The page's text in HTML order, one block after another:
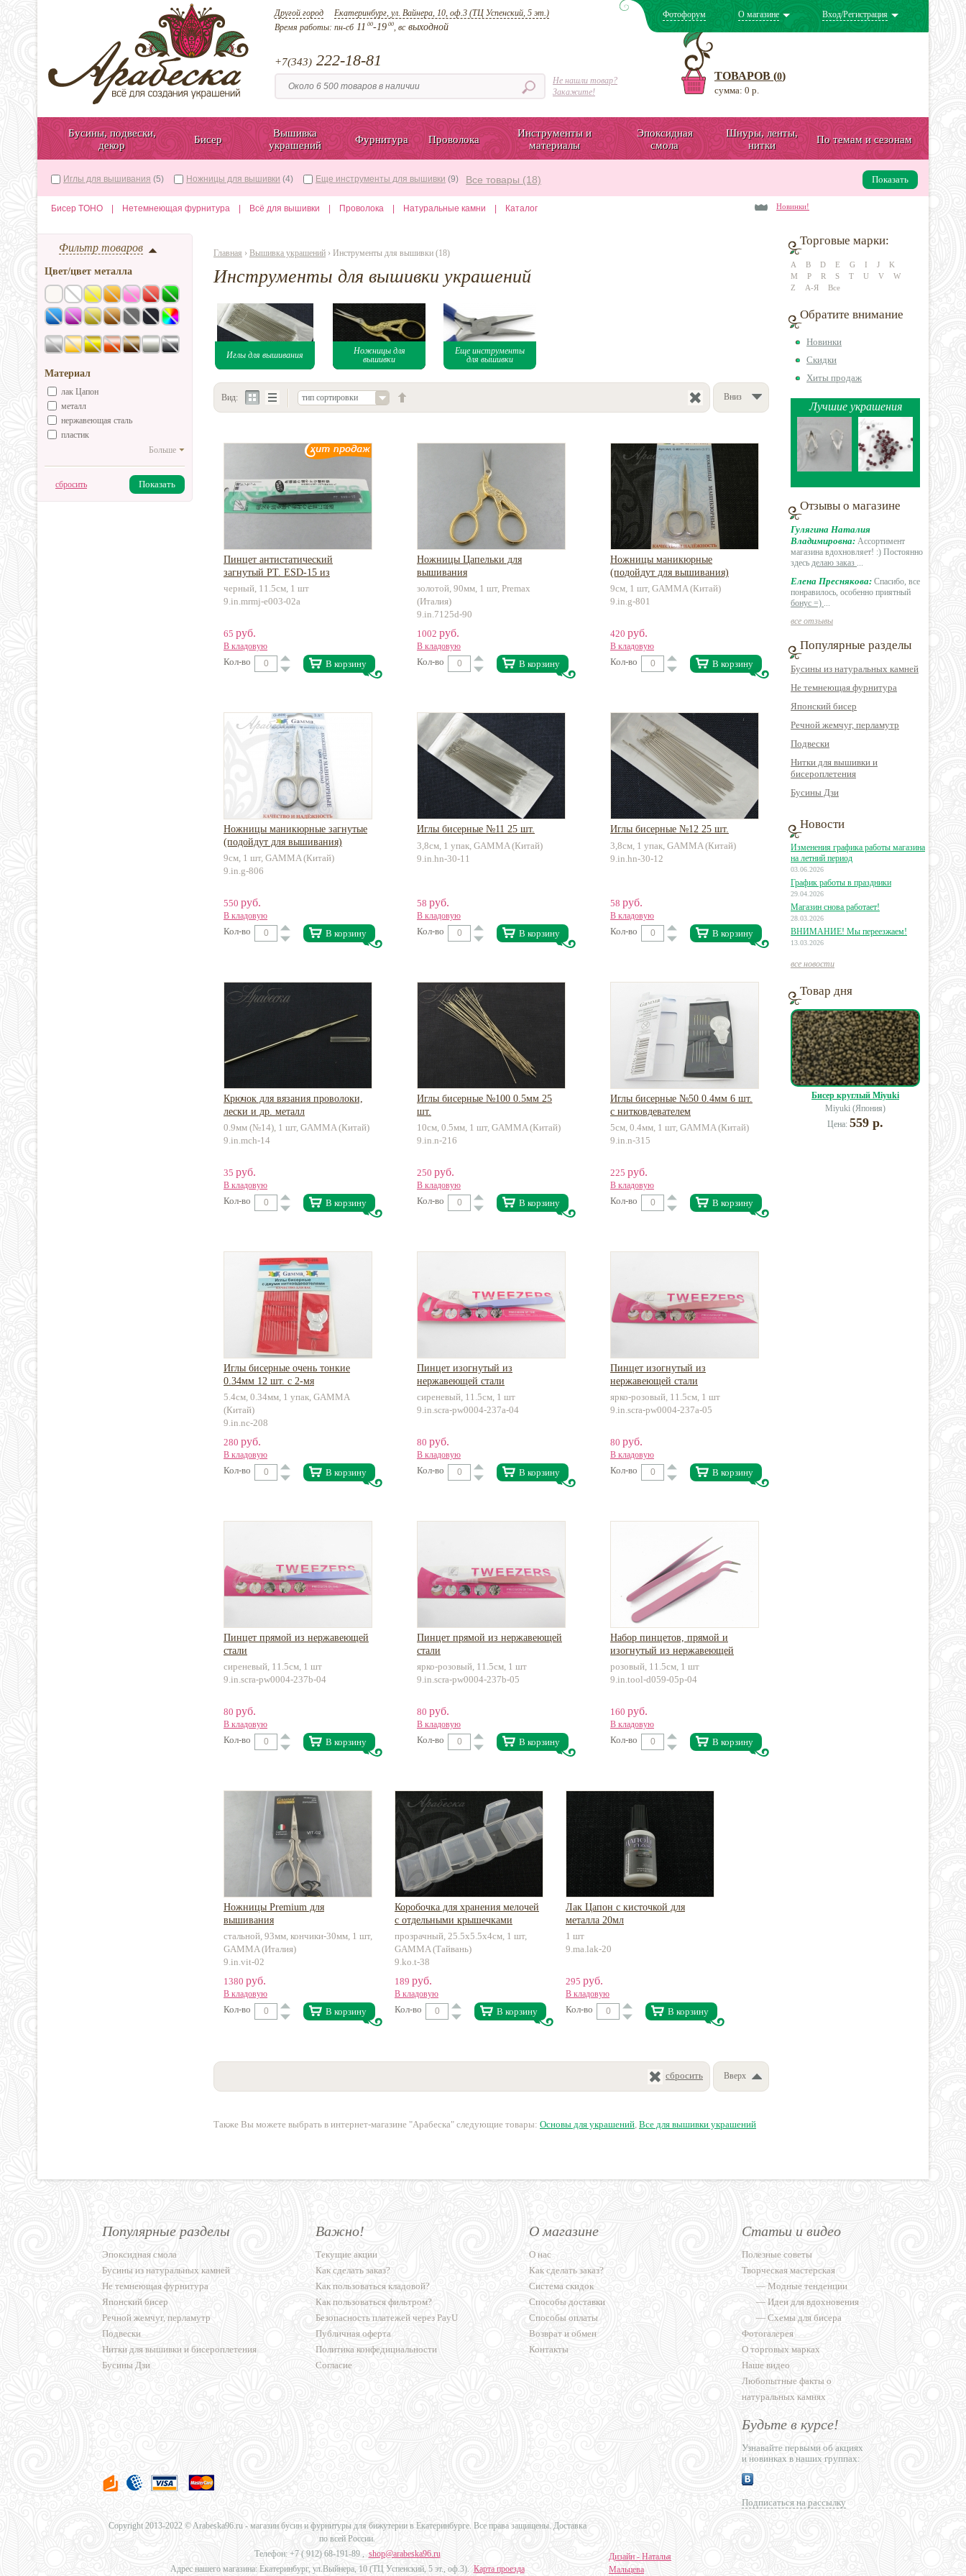
Другой город Екатеринбург, ул. Вайнера, 10, оф.3 (ТЦ Успенский, 5 эт.)
Время работы: пн-сб11 00-19 00, всвыходной
+7(343) 222-18-81
Не нашли товар?
Закажите!
Фотофорум О магазине Вход/Регистрация
ТОВАРОВ (0)
сумма: 0 р.
Бусины, подвески,
декор
Бисер
Вышивка
украшений
Фурнитура Проволока
Инструменты и
материалы
Эпоксидная
смола
Шнуры, ленты,
нитки
По темам и сезонам
Иглы для вышивания (5) Ножницы для вышивки (4) Еще инструменты для вышивки (9) Все товары (18) Показать
Бисер TOHO Нетемнеющая фурнитура Всё для вышивки Проволока Натуральные камни Каталог Новинки!
Фильтр товаров
Цвет/цвет металла
Материал
лак Цапон
металл
нержавеющая сталь
пластик
Больше
сбросить Показать
Главная › Вышивка украшений › Инструменты для вышивки (18)
Инструменты для вышивки украшений
Иглы для вышивания
Ножницы для
вышивки
Еще инструменты
для вышивки
Вид: тип сортировки Вниз
Пинцет антистатический
загнутый PT. ESD-15 из
нержавеющей стали
черный, 11.5см, 1 шт
9.in.mrmj-e003-02a
65 руб.
В кладовую
Кол-во В корзину
Ножницы Цапельки для
вышивания
золотой, 90мм, 1 шт, Premax
(Италия)
9.in.7125d-90
1002 руб.
В кладовую
Кол-во В корзину
Ножницы маникюрные
(подойдут для вышивания)
9см, 1 шт, GAMMA (Китай)
9.in.g-801
420 руб.
В кладовую
Кол-во В корзину
Ножницы маникюрные загнутые
(подойдут для вышивания)
9см, 1 шт, GAMMA (Китай)
9.in.g-806
550 руб.
В кладовую
Кол-во В корзину
Иглы бисерные №11 25 шт.
3,8см, 1 упак, GAMMA (Китай)
9.in.hn-30-11
58 руб.
В кладовую
Кол-во В корзину
Иглы бисерные №12 25 шт.
3,8см, 1 упак, GAMMA (Китай)
9.in.hn-30-12
58 руб.
В кладовую
Кол-во В корзину
Крючок для вязания проволоки,
лески и др. металл
0.9мм (№14), 1 шт, GAMMA (Китай)
9.in.mch-14
35 руб.
В кладовую
Кол-во В корзину
Иглы бисерные №100 0.5мм 25
шт.
10см, 0.5мм, 1 шт, GAMMA (Китай)
9.in.n-216
250 руб.
В кладовую
Кол-во В корзину
Иглы бисерные №50 0.4мм 6 шт.
с нитковдевателем
5см, 0.4мм, 1 шт, GAMMA (Китай)
9.in.n-315
225 руб.
В кладовую
Кол-во В корзину
Иглы бисерные очень тонкие
0.34мм 12 шт. с 2-мя
нитковдевателями
5.4см, 0.34мм, 1 упак, GAMMA
(Китай)
9.in.nc-208
280 руб.
В кладовую
Кол-во В корзину
Пинцет изогнутый из
нержавеющей стали
сиреневый, 11.5см, 1 шт
9.in.scra-pw0004-237a-04
80 руб.
В кладовую
Кол-во В корзину
Пинцет изогнутый из
нержавеющей стали
ярко-розовый, 11.5см, 1 шт
9.in.scra-pw0004-237a-05
80 руб.
В кладовую
Кол-во В корзину
Пинцет прямой из нержавеющей
стали
сиреневый, 11.5см, 1 шт
9.in.scra-pw0004-237b-04
80 руб.
В кладовую
Кол-во В корзину
Пинцет прямой из нержавеющей
стали
ярко-розовый, 11.5см, 1 шт
9.in.scra-pw0004-237b-05
80 руб.
В кладовую
Кол-во В корзину
Набор пинцетов, прямой и
изогнутый из нержавеющей
стали
розовый, 11.5см, 1 шт
9.in.tool-d059-05p-04
160 руб.
В кладовую
Кол-во В корзину
Ножницы Premium для
вышивания
стальной, 93мм, кончики-30мм, 1 шт,
GAMMA (Италия)
9.in.vit-02
1380 руб.
В кладовую
Кол-во В корзину
Коробочка для хранения мелочей
с отдельными крышечками
пластик
прозрачный, 25.5х5.5х4см, 1 шт,
GAMMA (Тайвань)
9.ko.t-38
189 руб.
В кладовую
Кол-во В корзину
Лак Цапон с кисточкой для
металла 20мл
1 шт
9.ma.lak-20
295 руб.
В кладовую
Кол-во В корзину
сбросить Вверх
Также Вы можете выбрать в интернет-магазине "Арабеска" следующие товары: Основы для украшений, Все для вышивки украшений
Торговые марки:
A B D E G I J
K
M
P R S T U V
W
Z
А-Я Все
Обратите внимание
Новинки
Скидки
Хиты продаж
Лучшие украшения
Отзывы о магазине
Гулягина Наталия
Владимировна: Ассортимент
магазина вдохновляет! :) Постоянно
здесь делаю заказ ...
Елена Преснякова: Спасибо, все
понравилось, особенно приятный
бонус =) ...
все отзывы
Популярные разделы
Бусины из натуральных камней
Не темнеющая фурнитура
Японский бисер
Речной жемчуг, перламутр
Подвески
Нитки для вышивки и
бисероплетения
Бусины Дзи
Новости
Изменения графика работы магазина
на летний период
03.06.2026
График работы в праздники
29.04.2026
Магазин снова работает!
28.03.2026
ВНИМАНИЕ! Мы переезжаем!
13.03.2026
все новости
Товар дня
Бисер круглый Miyuki
Miyuki (Япония)
Цена: 559 р.
Популярные разделы
Эпоксидная смола
Бусины из натуральных камней
Не темнеющая фурнитура
Японский бисер
Речной жемчуг, перламутр
Подвески
Нитки для вышивки и бисероплетения
Бусины Дзи
Важно!
Текущие акции
Как сделать заказ?
Как пользоваться кладовой?
Как пользоваться фильтром?
Безопасность платежей через PayU
Публичная оферта
Политика конфедициальности
Согласие
О магазине
О нас
Как сделать заказ?
Система скидок
Способы доставки
Способы оплаты
Возврат и обмен
Контакты
Статьи и видео
Полезные советы
Творческая мастерская
—Модные тенденции
—Идеи для вдохновения
—Схемы для бисера
Фотогалерея
О торговых марках
Наше видео
Любопытные факты о
натуральных камнях
Будьте в курсе!
Узнавайте первыми об акциях
и новинках в наших группах:
Подписаться на рассылку
Copyright 2013-2022 © Arabeska96.ru - магазин бусин и фурнитуры для бижутерии в Екатеринбурге. Все права защищены. Доставка
по всей России.
Телефон: +7 ( 912) 68-191-89, shop@arabeska96.ru
Адрес нашего магазина: Екатеринбург, ул.Выйнера, 10 (ТЦ Успенский, 5 эт., оф.3). Карта проезда
Дизайн - Наталья
Мальцева